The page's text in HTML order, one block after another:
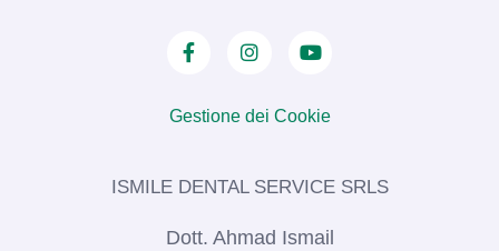
Gestione dei Cookie
ISMILE DENTAL SERVICE SRLS​
Dott. Ahmad Ismail